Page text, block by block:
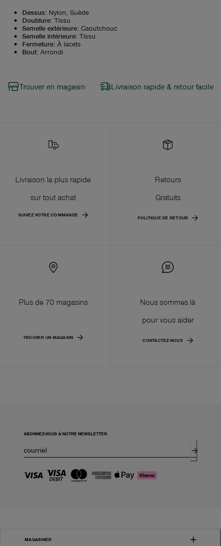
Dessus: Nylon, Suède
Doublure: Tissu
Semelle extérieure: Caoutchouc
Semelle intérieure: Tissu
Fermeture: À lacets
Bout: Arrondi
Trouver en magasin Livraison rapide & retour facile
Livraison la plus rapide
sur tout achat
SUIVEZ VOTRE COMMANDE
Retours
Gratuits
POLITIQUE DE RETOUR
Plus de 70 magasins
TROUVER UN MAGASIN
Nous sommes là
pour vous aider
CONTACTEZ-NOUS
ABONNEZ-VOUS À NOTRE NEWSLETTER
MAGASINER